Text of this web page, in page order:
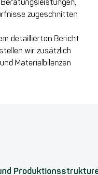
zugeschnitten
detaillierten Bericht
wir zusätzlich
Materialbilanzen